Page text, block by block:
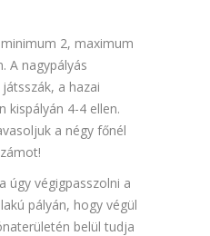
2, maximum
A nagypályás
a hazai
kispályán 4-4 ellen.
a négy főnél
úgy végigpasszolni a
pályán, hogy végül
belül tudja